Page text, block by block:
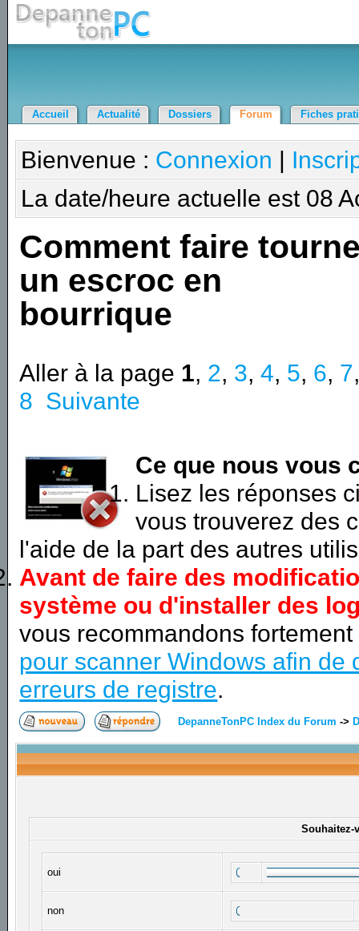
Accueil Actualité Dossiers Forum Fiches
Bienvenue : Connexion |
La date/heure actuelle est 08
Comment faire
un escroc en
bourrique
Aller à la page 1, 2, 3,4, 5, 6, 7
8 Suivante
Ce que nous vous
Lisez les réponses
vous trouverez des
l'aide de la part des autres
Avant de faire des
système ou d'installer des
vous recommandons
pour scanner Windows afin de
erreurs de registre.
DepanneTonPC Index du Forum ->
Souhaitez-
oui
non